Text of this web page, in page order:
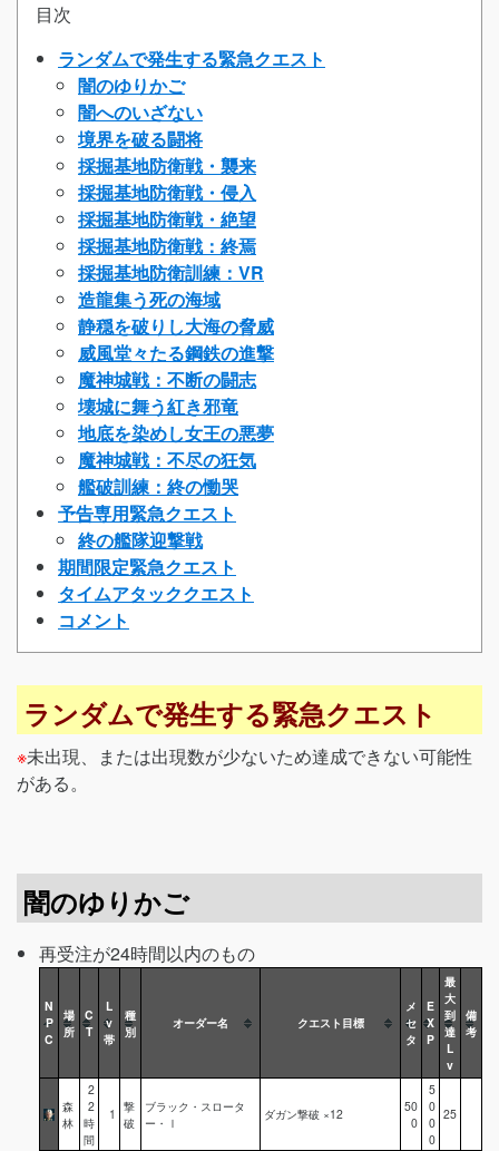
目次
ランダムで発生する緊急クエスト
闇のゆりかご
闇へのいざない
境界を破る闘将
採掘基地防衛戦・襲来
採掘基地防衛戦・侵入
採掘基地防衛戦・絶望
採掘基地防衛戦：終焉
採掘基地防衛訓練：VR
造龍集う死の海域
静穏を破りし大海の脅威
威風堂々たる鋼鉄の進撃
魔神城戦：不断の闘志
壊城に舞う紅き邪竜
地底を染めし女王の悪夢
魔神城戦：不尽の狂気
艦破訓練：終の慟哭
予告専用緊急クエスト
終の艦隊迎撃戦
期間限定緊急クエスト
タイムアタッククエスト
コメント
ランダムで発生する緊急クエスト
※未出現、または出現数が少ないため達成できない可能性
がある。
闇のゆりかご
再受注が24時間以内のもの
N
P
C
場
所
C
T
L
v
帯
種
別
オーダー名 クエスト目標
メ
セ
タ
E
X
P
最
大
到
達
L
v
備
考
森
林
2
2
時
間
1 撃
破
ブラック・スロータ
ー・Ⅰ
ダガン撃破 ×12
50
0
5
0
0
0
25